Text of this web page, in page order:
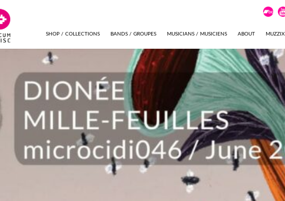
SHOP / COLLECTIONS BANDS / GROUPES MUSICIANS / MUSICIENS ABOUT MUZZIX